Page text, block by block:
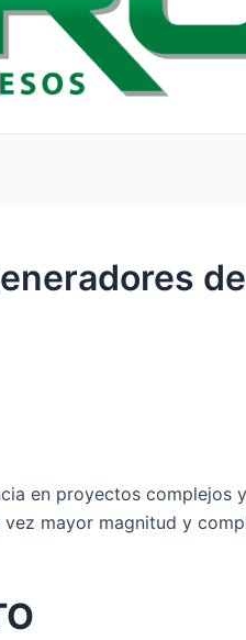
en proyectos complejos
mayor magnitud y